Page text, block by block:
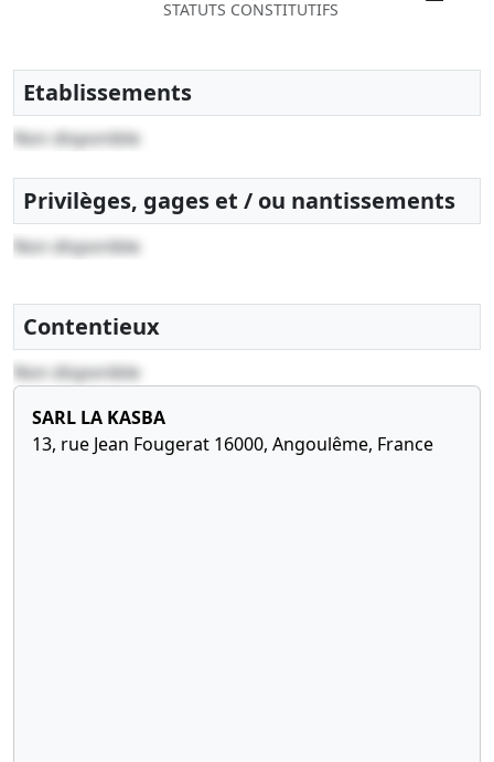
STATUTS CONSTITUTIFS
Etablissements
Non disponible
Privilèges, gages et / ou nantissements
Non disponible
Contentieux
Non disponible
SARL LA KASBA
13, rue Jean Fougerat 16000, Angoulême, France